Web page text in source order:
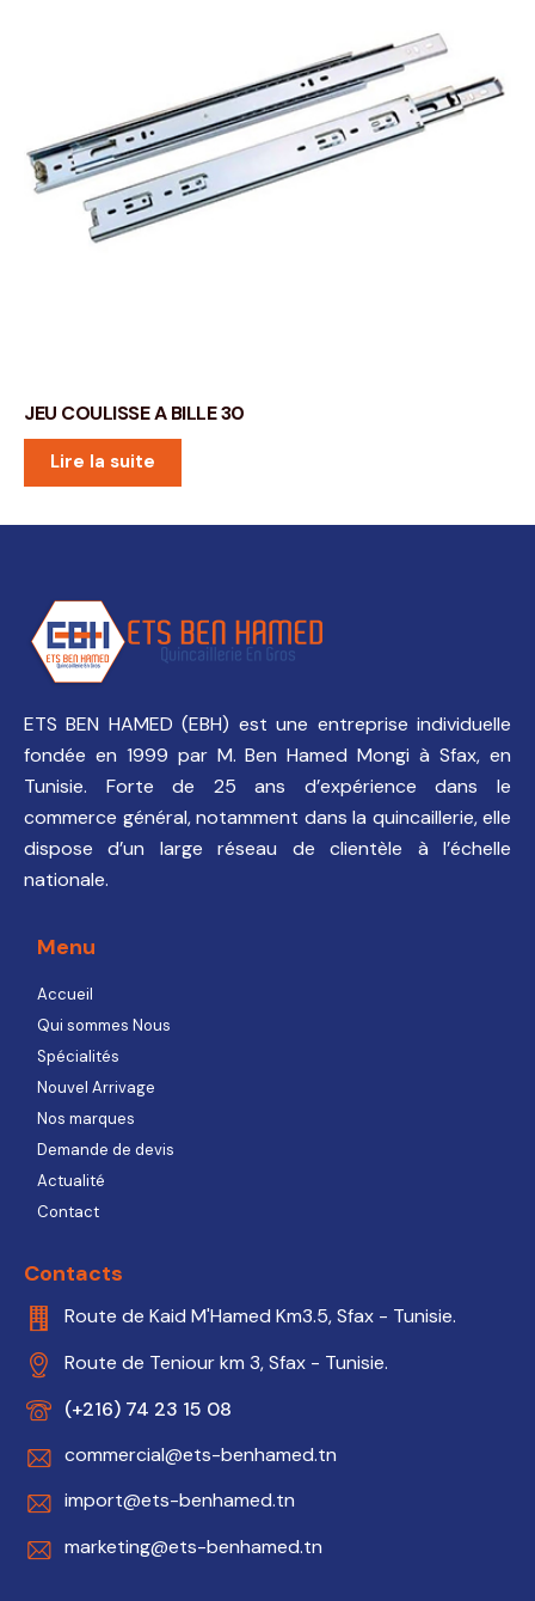
JEU COULISSE A BILLE 30
Lire la suite
ETS BEN HAMED (EBH) est une entreprise individuelle
fondée en 1999 par M. Ben Hamed Mongi à Sfax, en
Tunisie. Forte de 25 ans d’expérience dans le
commerce général, notamment dans la quincaillerie, elle
dispose d’un large réseau de clientèle à l’échelle
nationale.
Menu
Accueil
Qui sommes Nous
Spécialités
Nouvel Arrivage
Nos marques
Demande de devis
Actualité
Contact
Contacts
Route de Kaid M'Hamed Km3.5, Sfax - Tunisie.
Route de Teniour km 3, Sfax - Tunisie.
(+216) 74 23 15 08
commercial@ets-benhamed.tn
import@ets-benhamed.tn
marketing@ets-benhamed.tn